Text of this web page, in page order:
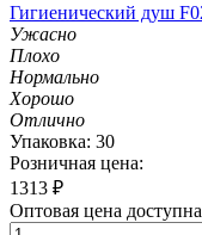
Гигиенический душ
Ужасно
Плохо
Нормально
Хорошо
Отлично
Упаковка: 30
Розничная цена:
1313 ₽
Оптовая цена